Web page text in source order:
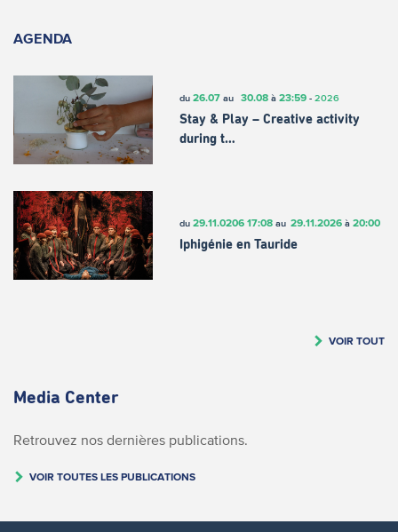
AGENDA
du 26.07au 30.08à 23:59- 2026
Stay & Play – Creative activity
during t…
du 29.11.0206 17:08au 29.11.2026à 20:00
Iphigénie en Tauride
VOIR TOUT
Media Center
Retrouvez nos dernières publications.
VOIR TOUTES LES PUBLICATIONS